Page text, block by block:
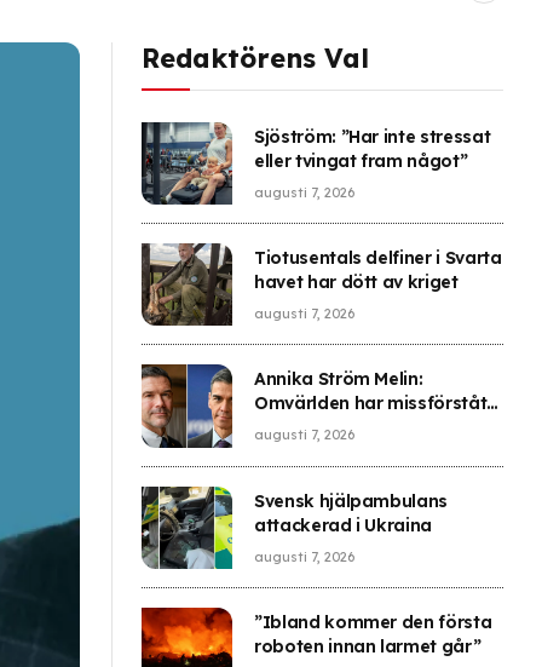
Redaktörens Val
Sjöström: ”Har inte stressat
eller tvingat fram något”
augusti 7, 2026
Tiotusentals delfiner i Svarta
havet har dött av kriget
augusti 7, 2026
Annika Ström Melin:
Omvärlden har missförstått
vad som hände i Ceuta –
augusti 7, 2026
Svensk hjälpambulans
attackerad i Ukraina
augusti 7, 2026
”Ibland kommer den första
roboten innan larmet går”